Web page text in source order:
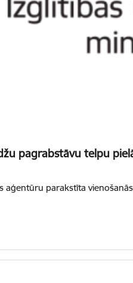
pagrabstāvu telpu
parakstīta